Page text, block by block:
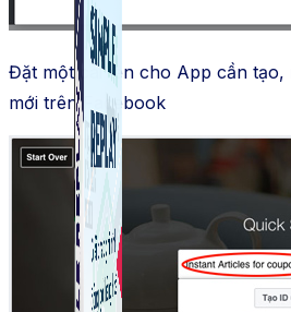
Đặt một cái tên cho App cần tạo,
mới trên Facebook